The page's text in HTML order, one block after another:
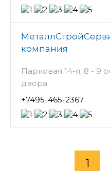
компания
Парковая 14-я, 8 - 9
двора
+7495-465-2367
1